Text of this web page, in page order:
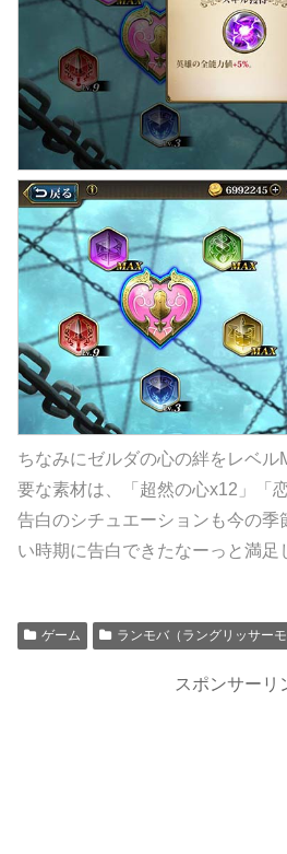
ちなみにゼルダの心の絆をレベ
要な素材は、「超然の心x12」「
告白のシチュエーションも今の季
い時期に告白できたなーっと満足
ゲーム ランモバ（ラングリッサーモ
スポンサーリ